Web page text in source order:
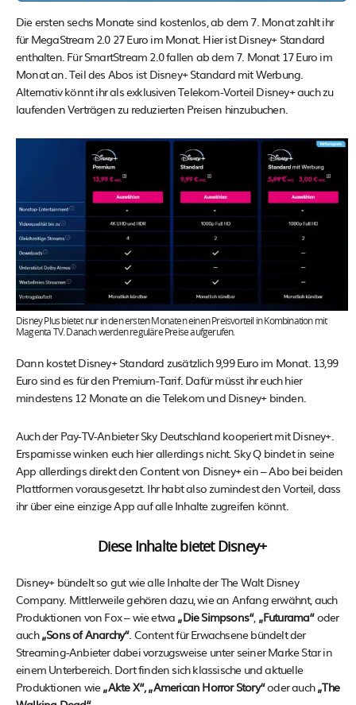
Die ersten sechs Monate sind kostenlos, ab dem 7. Monat zahlt ihr
für MegaStream 2.0 27 Euro im Monat. Hier ist Disney+ Standard
enthalten. Für SmartStream 2.0 fallen ab dem 7. Monat 17 Euro im
Monat an. Teil des Abos ist Disney+ Standard mit Werbung.
Alternativ könnt ihr als exklusiven Telekom-Vorteil Disney+ auch zu
laufenden Verträgen zu reduzierten Preisen hinzubuchen.
Disney Plus bietet nur in den ersten Monaten einen Preisvorteil in Kombination mit
Magenta TV. Danach werden reguläre Preise aufgerufen.
Dann kostet Disney+ Standard zusätzlich 9,99 Euro im Monat. 13,99
Euro sind es für den Premium-Tarif. Dafür müsst ihr euch hier
mindestens 12 Monate an die Telekom und Disney+ binden.
Auch der Pay-TV-Anbieter Sky Deutschland kooperiert mit Disney+.
Ersparnisse winken euch hier allerdings nicht. Sky Q bindet in seine
App allerdings direkt den Content von Disney+ ein – Abo bei beiden
Plattformen vorausgesetzt. Ihr habt also zumindest den Vorteil, dass
ihr über eine einzige App auf alle Inhalte zugreifen könnt.
Diese Inhalte bietet Disney+
Disney+ bündelt so gut wie alle Inhalte der The Walt Disney
Company. Mittlerweile gehören dazu, wie an Anfang erwähnt, auch
Produktionen von Fox – wie etwa „Die Simpsons“, „Futurama“oder
auch„Sons of Anarchy“. Content für Erwachsene bündelt der
Streaming-Anbieter dabei vorzugsweise unter seiner Marke Star in
einem Unterbereich. Dort finden sich klassische und aktuelle
Produktionen wie„Akte X“, „American Horror Story“oder auch„The